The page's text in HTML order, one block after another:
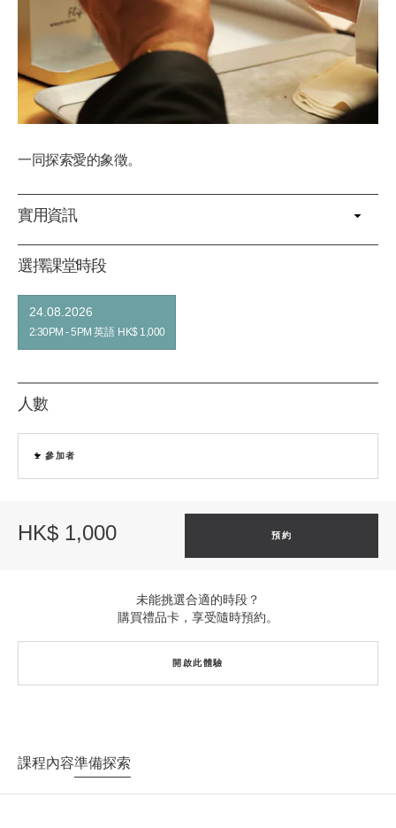
一同探索愛的象徵。
實用資訊
選擇課堂時段
24.08.2026
2:30PM - 5PM 英語 HK$ 1,000
人數
1 參加者
HK$ 1,000 預約
未能挑選合適的時段？
購買禮品卡，享受隨時預約。
開啟此體驗
課程內容準備探索